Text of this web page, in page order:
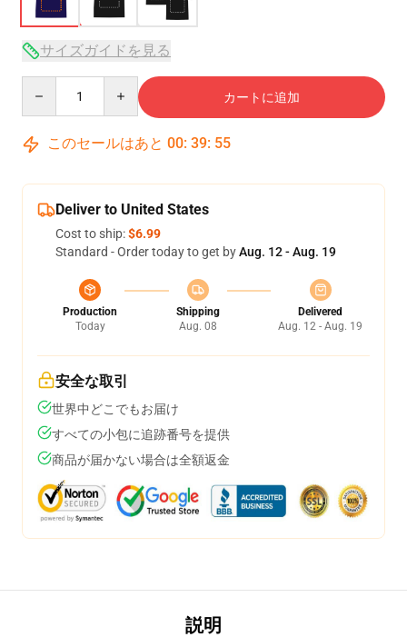
サイズガイドを見る
カートに追加
このセールはあと 00: 39: 54
Deliver to United States
Cost to ship:$6.99
Standard - Order today to get byAug. 12 - Aug. 19
Production
Today
Shipping
Aug. 08
Delivered
Aug. 12 - Aug. 19
安全な取引
世界中どこでもお届け
すべての小包に追跡番号を提供
商品が届かない場合は全額返金
説明